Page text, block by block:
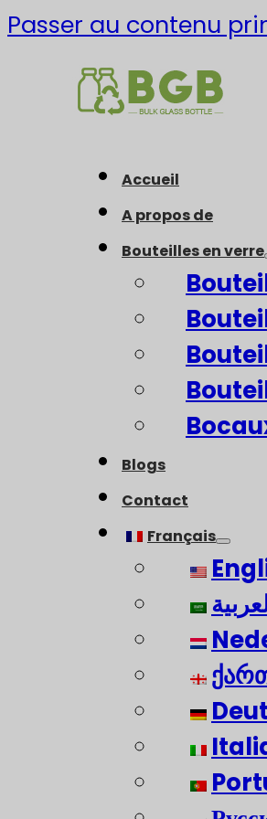
Passer au contenu
Accueil
A propos de
Bouteilles en verre
Blogs
Contact
Français